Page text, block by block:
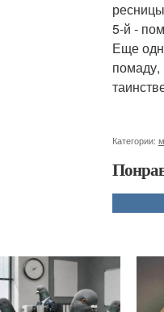
5-й -
Еще
Категории: